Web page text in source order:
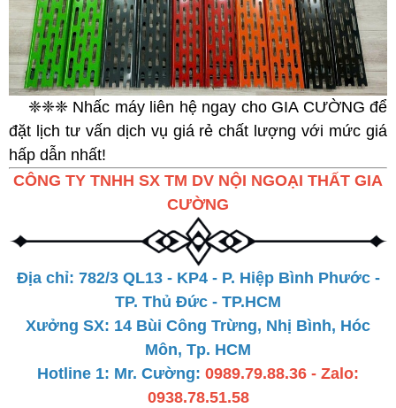
❈❈❈ Nhấc máy liên hệ ngay cho GIA CƯỜNG để
đặt lịch tư vấn dịch vụ giá rẻ chất lượng với mức giá
hấp dẫn nhất!
CÔNG TY TNHH SX TM DV NỘI NGOẠI THẤT GIA
CƯỜNG
Địa chỉ: 782/3 QL13 - KP4 - P. Hiệp Bình Phước -
TP. Thủ Đức - TP.HCM
Xưởng SX: 14 Bùi Công Trừng, Nhị Bình, Hóc
Môn, Tp. HCM
Hotline 1: Mr. Cường: 0989.79.88.36 - Zalo:
0938.78.51.58